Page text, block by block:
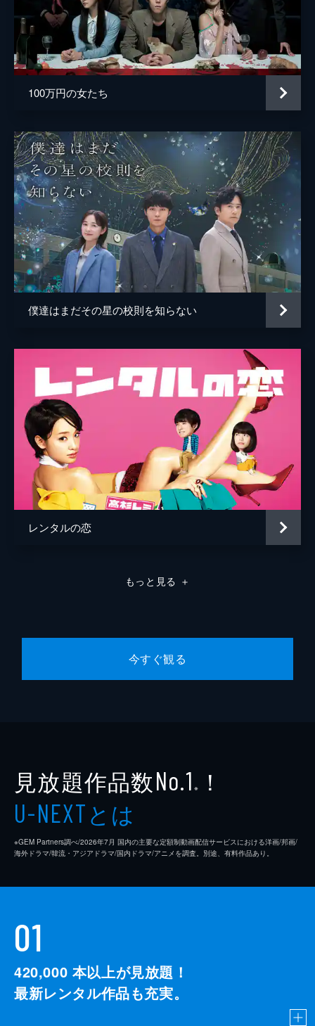
#4 四回 インコース
高橋菜々子が神妙な面持ちでバッティングセ
ンターの打席に立っている。しかし、思い切
り振ることができずうまく打てない。その様
子を見ていた舞は、ボールを怖がる気持ちが
24分
舞がバッティングセンターに着くと、伊藤が
常連客・寺本沙織の息子・優斗に懐かれて困
惑していた。沙織が打席に立つ優斗を笑顔で
応援し、一見幸せそうに見える親子だが、伊
藤は問題を抱えていることを見抜く。
#6 六回 勝負
舞がバッティングセンターで準備をしている
と外から女性の大きな声。しかも、電話で激
しくやりあった後に子供たちが驚くほどの気
迫でバッターボックスへ。舞はやがてその女
性が有名企業の社長・元山陽子だと気づく。
#7 七回 引き際
武田尚美。創刊当初からエースだったが、後
輩に出し抜かれることが多い。そんななか、
尚美は舞との会話をきっかけにバッティング
センター特集の企画を思いつくが...。
24分
#8 八回 チームリーダー
夏葉バッティングセンターにテレビ番組のロ
ケ隊がやってきた。ところが、ロケのゲス
ト・アイドルグループ“27”の新センター・神
崎ヒナは自身が目立つことに精いっぱいで、
高校入学後、女子野球部に入部した舞はエー
する秋本美希に、舞は反発。そんななか、追
100万円の女たち
僕達はまだその星の校則を知らない
レンタルの恋
もっと見る ＋
今すぐ観る
見放題作品数No.1 ※ ！
U-NEXTとは
※GEM Partners調べ/2026年7⽉ 国内の主要な定額制動画配信サービスにおける洋画/邦画/
海外ドラマ/韓流・アジアドラマ/国内ドラマ/アニメを調査。別途、有料作品あり。
01
420,000 本以上が見放題！
最新レンタル作品も充実。